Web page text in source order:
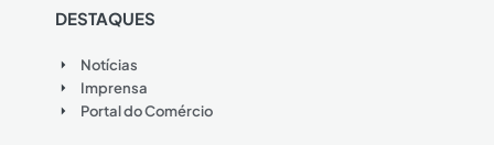
DESTAQUES
Notícias
Imprensa
Portal do Comércio